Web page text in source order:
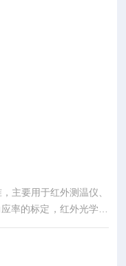
主要用于红外测温仪、
率的标定，红外光学系